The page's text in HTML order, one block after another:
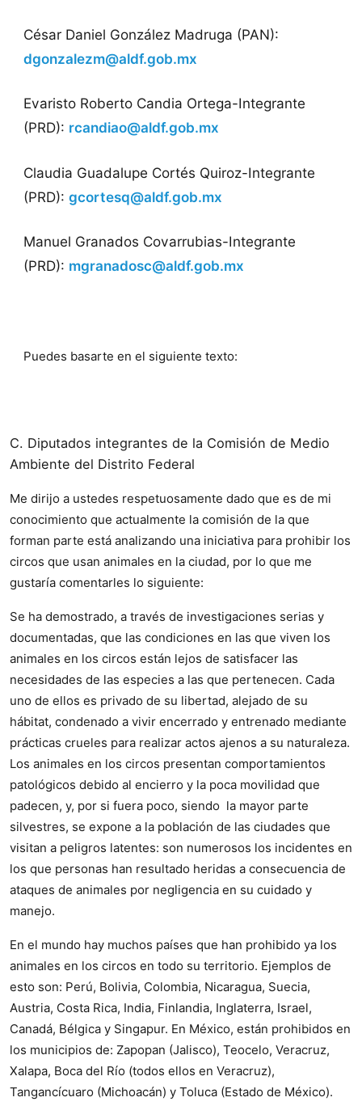
César Daniel González Madruga (PAN):
dgonzalezm@aldf.gob.mx
Evaristo Roberto Candia Ortega-Integrante
(PRD): rcandiao@aldf.gob.mx
Claudia Guadalupe Cortés Quiroz-Integrante
(PRD): gcortesq@aldf.gob.mx
Manuel Granados Covarrubias-Integrante
(PRD): mgranadosc@aldf.gob.mx
Puedes basarte en el siguiente texto:
C. Diputados integrantes de la Comisión de Medio
Ambiente del Distrito Federal
Me dirijo a ustedes respetuosamente dado que es de mi
conocimiento que actualmente la comisión de la que
forman parte está analizando una iniciativa para prohibir los
circos que usan animales en la ciudad, por lo que me
gustaría comentarles lo siguiente:
Se ha demostrado, a través de investigaciones serias y
documentadas, que las condiciones en las que viven los
animales en los circos están lejos de satisfacer las
necesidades de las especies a las que pertenecen. Cada
uno de ellos es privado de su libertad, alejado de su
hábitat, condenado a vivir encerrado y entrenado mediante
prácticas crueles para realizar actos ajenos a su naturaleza.
Los animales en los circos presentan comportamientos
patológicos debido al encierro y la poca movilidad que
padecen, y, por si fuera poco, siendo la mayor parte
silvestres, se expone a la población de las ciudades que
visitan a peligros latentes: son numerosos los incidentes en
los que personas han resultado heridas a consecuencia de
ataques de animales por negligencia en su cuidado y
manejo.
En el mundo hay muchos países que han prohibido ya los
animales en los circos en todo su territorio. Ejemplos de
esto son: Perú, Bolivia, Colombia, Nicaragua, Suecia,
Austria, Costa Rica, India, Finlandia, Inglaterra, Israel,
Canadá, Bélgica y Singapur. En México, están prohibidos en
los municipios de: Zapopan (Jalisco), Teocelo, Veracruz,
Xalapa, Boca del Río (todos ellos en Veracruz),
Tangancícuaro (Michoacán) y Toluca (Estado de México).